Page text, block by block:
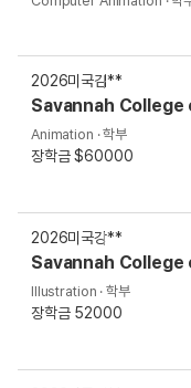
2026미국김**
Savannah
Animation · 학부
장학금 $60000
2026미국강**
Savannah
Illustration · 학부
장학금 52000